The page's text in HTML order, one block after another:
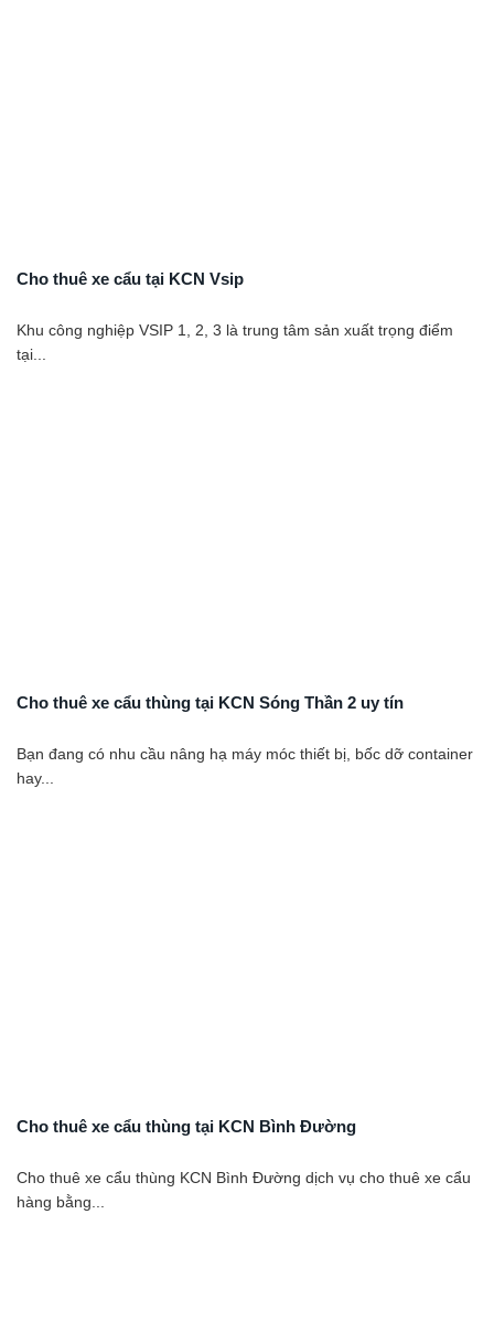
Cho thuê xe cẩu tại KCN Vsip
Khu công nghiệp VSIP 1, 2, 3 là trung tâm sản xuất trọng điểm
tại...
Cho thuê xe cẩu thùng tại KCN Sóng Thần 2 uy tín
Bạn đang có nhu cầu nâng hạ máy móc thiết bị, bốc dỡ container
hay...
Cho thuê xe cẩu thùng tại KCN Bình Đường
Cho thuê xe cẩu thùng KCN Bình Đường dịch vụ cho thuê xe cẩu
hàng bằng...